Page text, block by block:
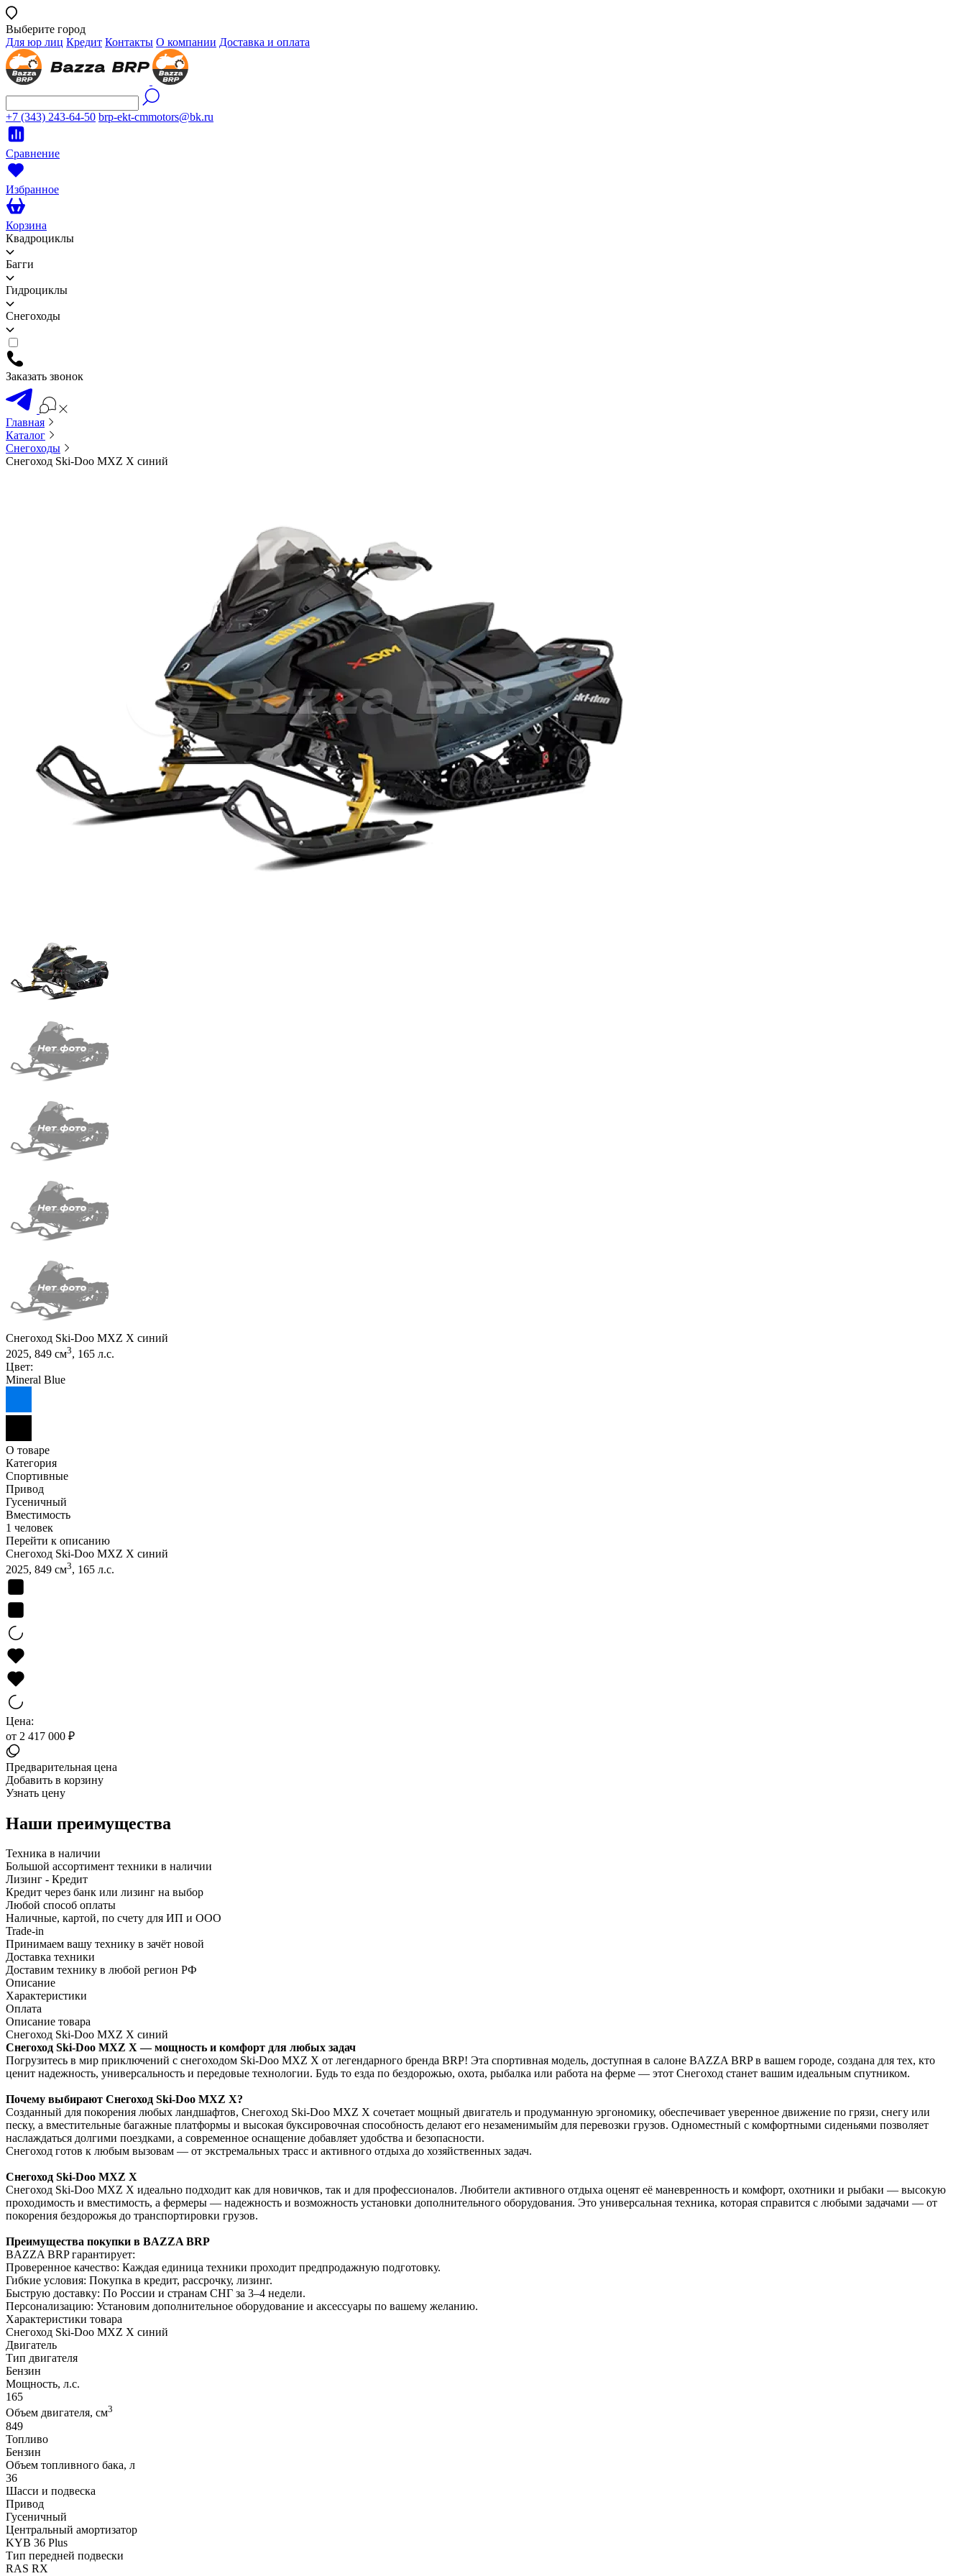
Выберите город
Для юр лиц Кредит Контакты О компании Доставка и оплата
+7 (343) 243-64-50 brp-ekt-cmmotors@bk.ru
Сравнение
Избранное
Корзина
Квадроциклы
Багги
Гидроциклы
Снегоходы
Заказать звонок
Главная
Каталог
Снегоходы
Снегоход Ski-Doo MXZ X синий
Снегоход Ski-Doo MXZ X синий
2025, 849 см3, 165 л.с.
Цвет:
Mineral Blue
О товаре
Категория
Спортивные
Привод
Гусеничный
Вместимость
1 человек
Перейти к описанию
Снегоход Ski-Doo MXZ X синий
2025, 849 см3, 165 л.с.
Цена:
от 2 417 000 ₽
Предварительная цена
Добавить в корзину
Узнать цену
Наши преимущества
Техника в наличии
Большой ассортимент техники в наличии
Лизинг - Кредит
Кредит через банк или лизинг на выбор
Любой способ оплаты
Наличные, картой, по счету для ИП и ООО
Trade-in
Принимаем вашу технику в зачёт новой
Доставка техники
Доставим технику в любой регион РФ
Описание
Характеристики
Оплата
Описание товара
Снегоход Ski-Doo MXZ X синий
Снегоход Ski-Doo MXZ X — мощность и комфорт для любых задач
Погрузитесь в мир приключений с снегоходом Ski-Doo MXZ X от легендарного бренда BRP! Эта спортивная модель, доступная в салоне BAZZA BRP в вашем городе, создана для тех, кто
ценит надежность, универсальность и передовые технологии. Будь то езда по бездорожью, охота, рыбалка или работа на ферме — этот Снегоход станет вашим идеальным спутником.
Почему выбирают Снегоход Ski-Doo MXZ X?
Созданный для покорения любых ландшафтов, Снегоход Ski-Doo MXZ X сочетает мощный двигатель и продуманную эргономику, обеспечивает уверенное движение по грязи, снегу или
песку, а вместительные багажные платформы и высокая буксировочная способность делают его незаменимыйм для перевозки грузов. Одноместный с комфортными сиденьями позволяет
наслаждаться долгими поездками, а современное оснащение добавляет удобства и безопасности.
Снегоход готов к любым вызовам — от экстремальных трасс и активного отдыха до хозяйственных задач.
Снегоход Ski-Doo MXZ X
Снегоход Ski-Doo MXZ X идеально подходит как для новичков, так и для профессионалов. Любители активного отдыха оценят её маневренность и комфорт, охотники и рыбаки — высокую
проходимость и вместимость, а фермеры — надежность и возможность установки дополнительного оборудования. Это универсальная техника, которая справится с любыми задачами — от
покорения бездорожья до транспортировки грузов.
Преимущества покупки в BAZZA BRP
BAZZA BRP гарантирует:
Проверенное качество: Каждая единица техники проходит предпродажную подготовку.
Гибкие условия: Покупка в кредит, рассрочку, лизинг.
Быструю доставку: По России и странам СНГ за 3–4 недели.
Персонализацию: Установим дополнительное оборудование и аксессуары по вашему желанию.
Характеристики товара
Снегоход Ski-Doo MXZ X синий
Двигатель
Тип двигателя
Бензин
Мощность, л.с.
165
Объем двигателя, см3
849
Топливо
Бензин
Объем топливного бака, л
36
Шасси и подвеска
Привод
Гусеничный
Центральный амортизатор
KYB 36 Plus
Тип передней подвески
RAS RX